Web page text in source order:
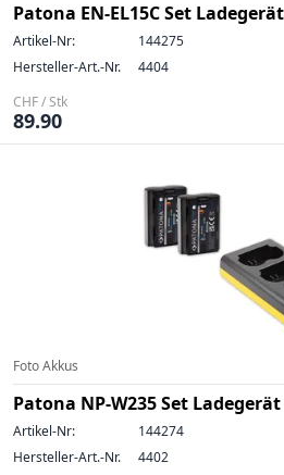
Patona EN-EL15C Set
Artikel-Nr:
144275
Hersteller-Art.-Nr.
4404
CHF / Stk
89.90
Foto Akkus
Patona NP-W235 Set
Artikel-Nr:
144274
Hersteller-Art.-Nr.
4402